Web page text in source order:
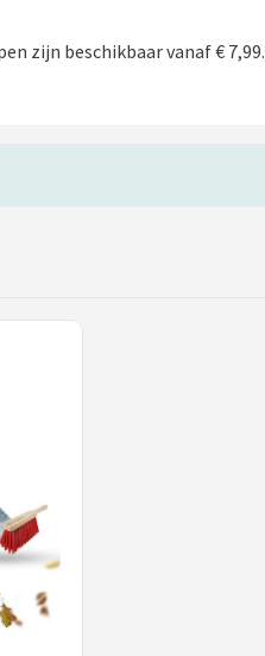
zijn beschikbaar vanaf € 7,99.